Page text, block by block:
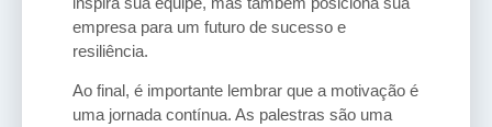
empresa para um futuro de sucesso e
resiliência.
Ao final, é importante lembrar que a motivação é
uma jornada contínua. As palestras são uma